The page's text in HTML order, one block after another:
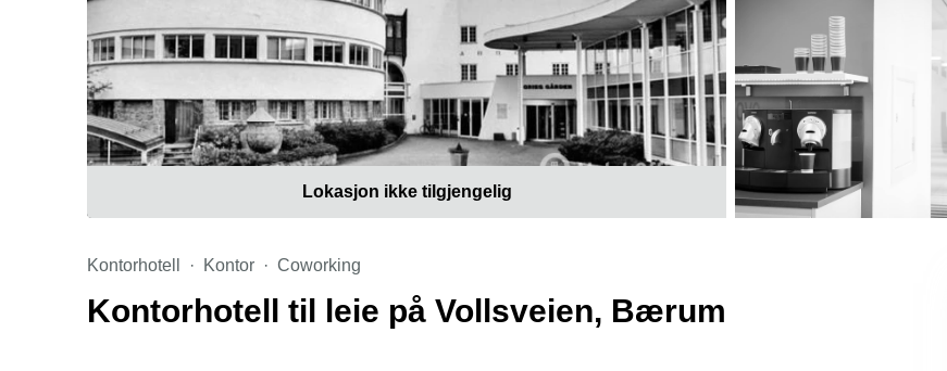
Lokasjon ikke tilgjengelig
Kontorhotell Kontor Coworking
Kontorhotell til leie på Vollsveien, Bærum